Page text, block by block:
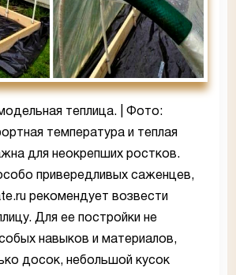
теплица. | Фото:
температура и теплая
для неокрепших ростков.
привередливых саженцев,
рекомендует возвести
Для ее постройки не
навыков и материалов,
досок, небольшой кусок